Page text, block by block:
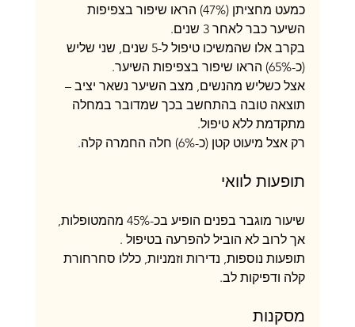
כמעט מחציתן (47%) הראו שיפור בצפיפות
השיער כבר לאחר 3 שנים.
בקרב אלו שהמשיכו טיפול ל-5 שנים, שני שליש
(כ-65%) הראו שיפור בצפיפות השיער.
אצל כשליש מהנשים, מצב השיער נשאר יציב –
תוצאה טובה בהתחשב בכך שמדובר במחלה
מתקדמת ללא טיפול.
רק אצל מיעוט קטן (כ-6%) חלה החמרה קלה.
תופעות לוואי
שיעור מוגבר בפנים הופיע בכ-45% מהמטופלות,
אך לרוב לא הוביל להפרעה בטיפול .
תופעות נוספות, נדירות וזמניות, כללו סחרחורת
קלה ודפיקות לב.
מסקנות